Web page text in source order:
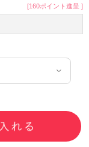
[160ポイント進呈 ]